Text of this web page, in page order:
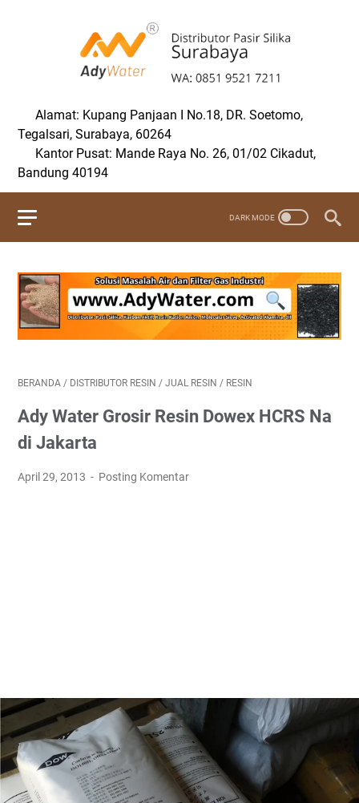
Alamat: Kupang Panjaan I No.18, DR. Soetomo,
Tegalsari, Surabaya, 60264
Kantor Pusat: Mande Raya No. 26, 01/02 Cikadut,
Bandung 40194
BERANDA / DISTRIBUTOR RESIN / JUAL RESIN / RESIN
Ady Water Grosir Resin Dowex HCRS Na
di Jakarta
April 29, 2013 Posting Komentar